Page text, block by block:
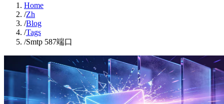
Home
/Zh
/Blog
/Tags
/Smtp 587端口